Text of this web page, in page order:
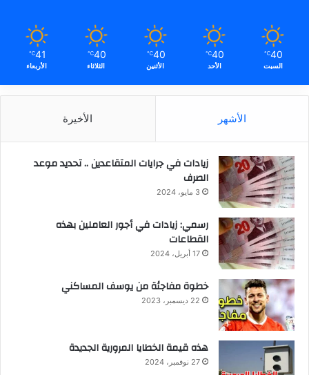
40
℃
السبت
40
℃
الأحد
40
℃
الأثنين
40
℃
الثلاثاء
41
℃
الأربعاء
الأشهر الأخيرة
زيادات في جرايات المتقاعدين .. تحديد موعد
الصرف
3 مايو، 2024
رسمي: زيادات في أجور العاملين بهذه
القطاعات
17 أبريل، 2024
خطوة مفاجئة من يوسف المساكني
22 ديسمبر، 2023
هذه قيمة الخطايا المرورية الجديدة
27 نوفمبر، 2024